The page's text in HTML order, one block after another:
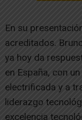
En su
acreditados.
ya hoy da
en España, con
electrificada y a
liderazgo
excelencia